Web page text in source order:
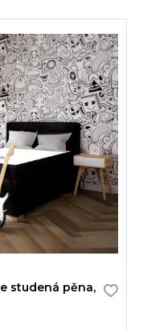
studená pěna,